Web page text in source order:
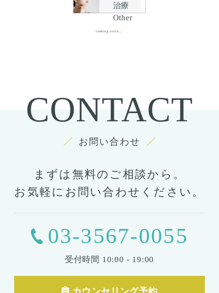
治療
Other
coming soon...
CONTACT
お問い合わせ
まずは無料のご相談から。
お気軽にお問い合わせください。
03-3567-0055
受付時間 10:00 - 19:00